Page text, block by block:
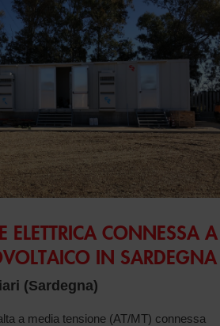
ELETTRICA CONNESSA A
IN SARDEGNA
(Sardegna)
a media tensione (AT/MT) connessa